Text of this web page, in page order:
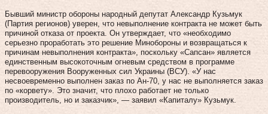
Бывший министр обороны народный депутат Александр Кузьмук
(Партия регионов) уверен, что невыполнение контракта не может быть
причиной отказа от проекта. Он утверждает, что «необходимо
серьезно проработать это решение Минобороны и возвращаться к
причинам невыполнения контракта», поскольку «Сапсан» является
единственным высокоточным огневым средством в программе
перевооружения Вооруженных сил Украины (ВСУ). «У нас
несвоевременно выполнен заказ по Ан-70, у нас не выполняется заказ
по «корвету». Это значит, что плохо работает не только
производитель, но и заказчик», — заявил «Капиталу» Кузьмук.